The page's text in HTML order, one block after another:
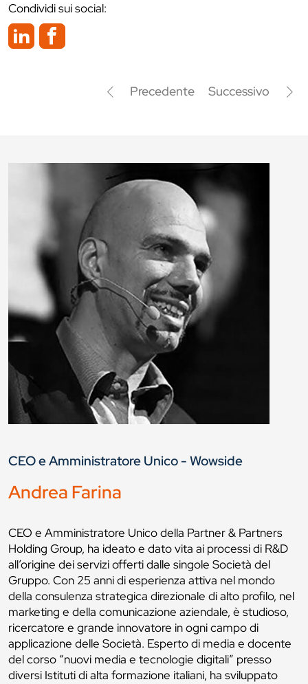
Condividi sui social:
Precedente Successivo
CEO e Amministratore Unico - Wowside
Andrea Farina
CEO e Amministratore Unico della Partner & Partners
Holding Group, ha ideato e dato vita ai processi di R&D
all’origine dei servizi offerti dalle singole Società del
Gruppo. Con 25 anni di esperienza attiva nel mondo
della consulenza strategica direzionale di alto profilo, nel
marketing e della comunicazione aziendale, è studioso,
ricercatore e grande innovatore in ogni campo di
applicazione delle Società. Esperto di media e docente
del corso “nuovi media e tecnologie digitali” presso
diversi Istituti di alta formazione italiani, ha sviluppato